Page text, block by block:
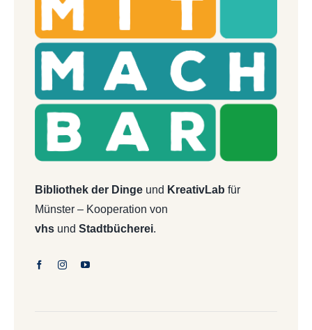
Bibliothek der Dingeund KreativLab für
Münster – Kooperation von
vhsund Stadtbücherei.